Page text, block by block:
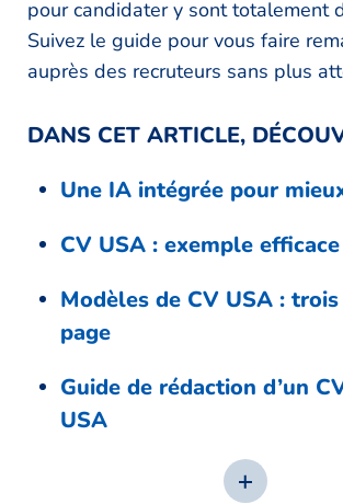
pour candidater y sont totalement
Suivez le guide pour vous faire
auprès des recruteurs sans plus
DANS CET ARTICLE,
Une IA intégrée pour
CV USA : exemple efficace
Modèles de CV USA :
page
Guide de rédaction d’un
USA